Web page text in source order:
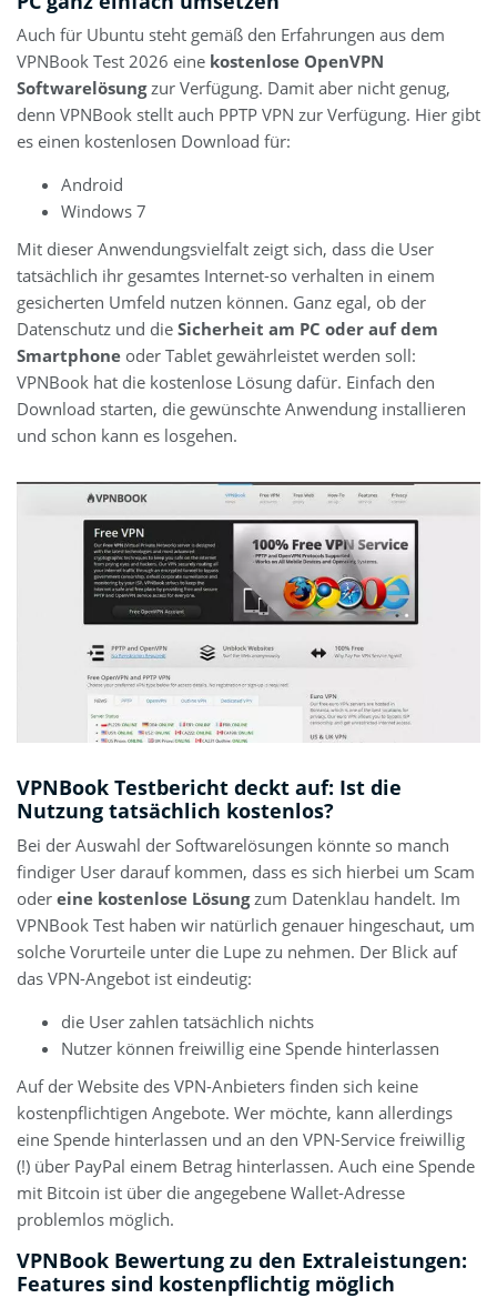
Auch für Ubuntu steht gemäß den Erfahrungen aus dem
VPNBook Test 2026 eine kostenlose OpenVPN
Softwarelösungzur Verfügung. Damit aber nicht genug,
denn VPNBook stellt auch PPTP VPN zur Verfügung. Hier gibt
es einen kostenlosen Download für:
Android
Windows 7
Mit dieser Anwendungsvielfalt zeigt sich, dass die User
tatsächlich ihr gesamtes Internet-so verhalten in einem
gesicherten Umfeld nutzen können. Ganz egal, ob der
Datenschutz und die Sicherheit am PC oder auf dem
Smartphone oder Tablet gewährleistet werden soll:
VPNBook hat die kostenlose Lösung dafür. Einfach den
Download starten, die gewünschte Anwendung installieren
und schon kann es losgehen.
VPNBook Testbericht deckt auf: Ist die
Nutzung tatsächlich kostenlos?
Bei der Auswahl der Softwarelösungen könnte so manch
findiger User darauf kommen, dass es sich hierbei um Scam
oder eine kostenlose Lösungzum Datenklau handelt. Im
VPNBook Test haben wir natürlich genauer hingeschaut, um
solche Vorurteile unter die Lupe zu nehmen. Der Blick auf
das VPN-Angebot ist eindeutig:
die User zahlen tatsächlich nichts
Nutzer können freiwillig eine Spende hinterlassen
Auf der Website des VPN-Anbieters finden sich keine
kostenpflichtigen Angebote. Wer möchte, kann allerdings
eine Spende hinterlassen und an den VPN-Service freiwillig
(!) über PayPal einem Betrag hinterlassen. Auch eine Spende
mit Bitcoin ist über die angegebene Wallet-Adresse
problemlos möglich.
VPNBook Bewertung zu den Extraleistungen:
Features sind kostenpflichtig möglich